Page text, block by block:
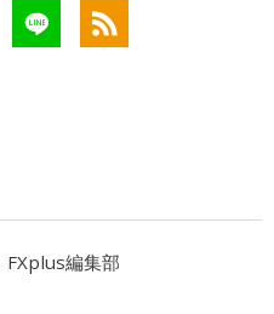
FXplus編集部